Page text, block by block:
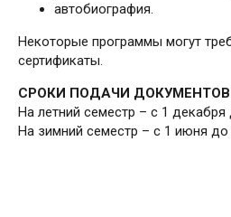
автобиография.
Некоторые программы могут
сертификаты.
СРОКИ ПОДАЧИ ДОКУМЕНТОВ
На летний семестр – с 1 декабря
На зимний семестр – с 1 июня до